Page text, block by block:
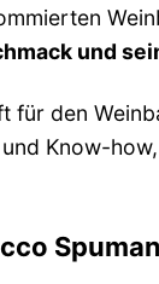
und
für den
Know-